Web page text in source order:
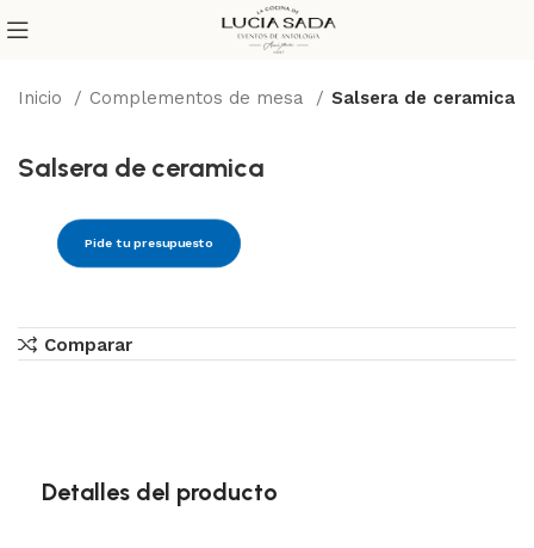
Inicio Complementos de mesa Salsera de ceramica
Salsera de ceramica
Pide tu presupuesto
Comparar
Detalles del producto